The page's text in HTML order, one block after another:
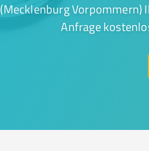
(Mecklenburg Vorpommern)
Anfrage